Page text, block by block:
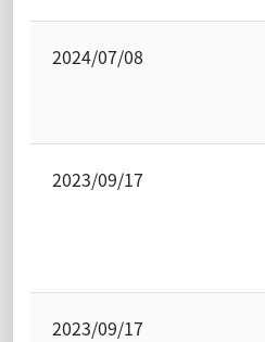
2024/07/08
2023/09/17
2023/09/17